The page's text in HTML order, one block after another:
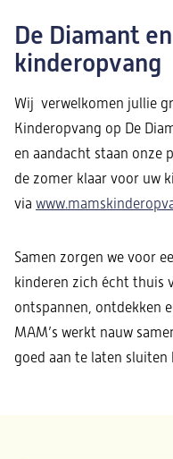
De Diamant
kinderopvang
Wij verwelkomen jullie
Kinderopvang op De
en aandacht staan onze
de zomer klaar voor uw
via
Samen zorgen we voor
kinderen zich écht thuis
ontspannen, ontdekken
MAM’s werkt nauw
goed aan te laten